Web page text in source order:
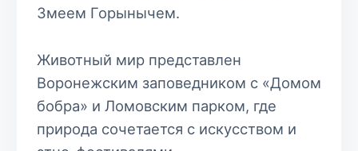
Змеем Горынычем.
Животный мир представлен
Воронежским заповедником с «Домом
бобра» и Ломовским парком, где
природа сочетается с искусством и